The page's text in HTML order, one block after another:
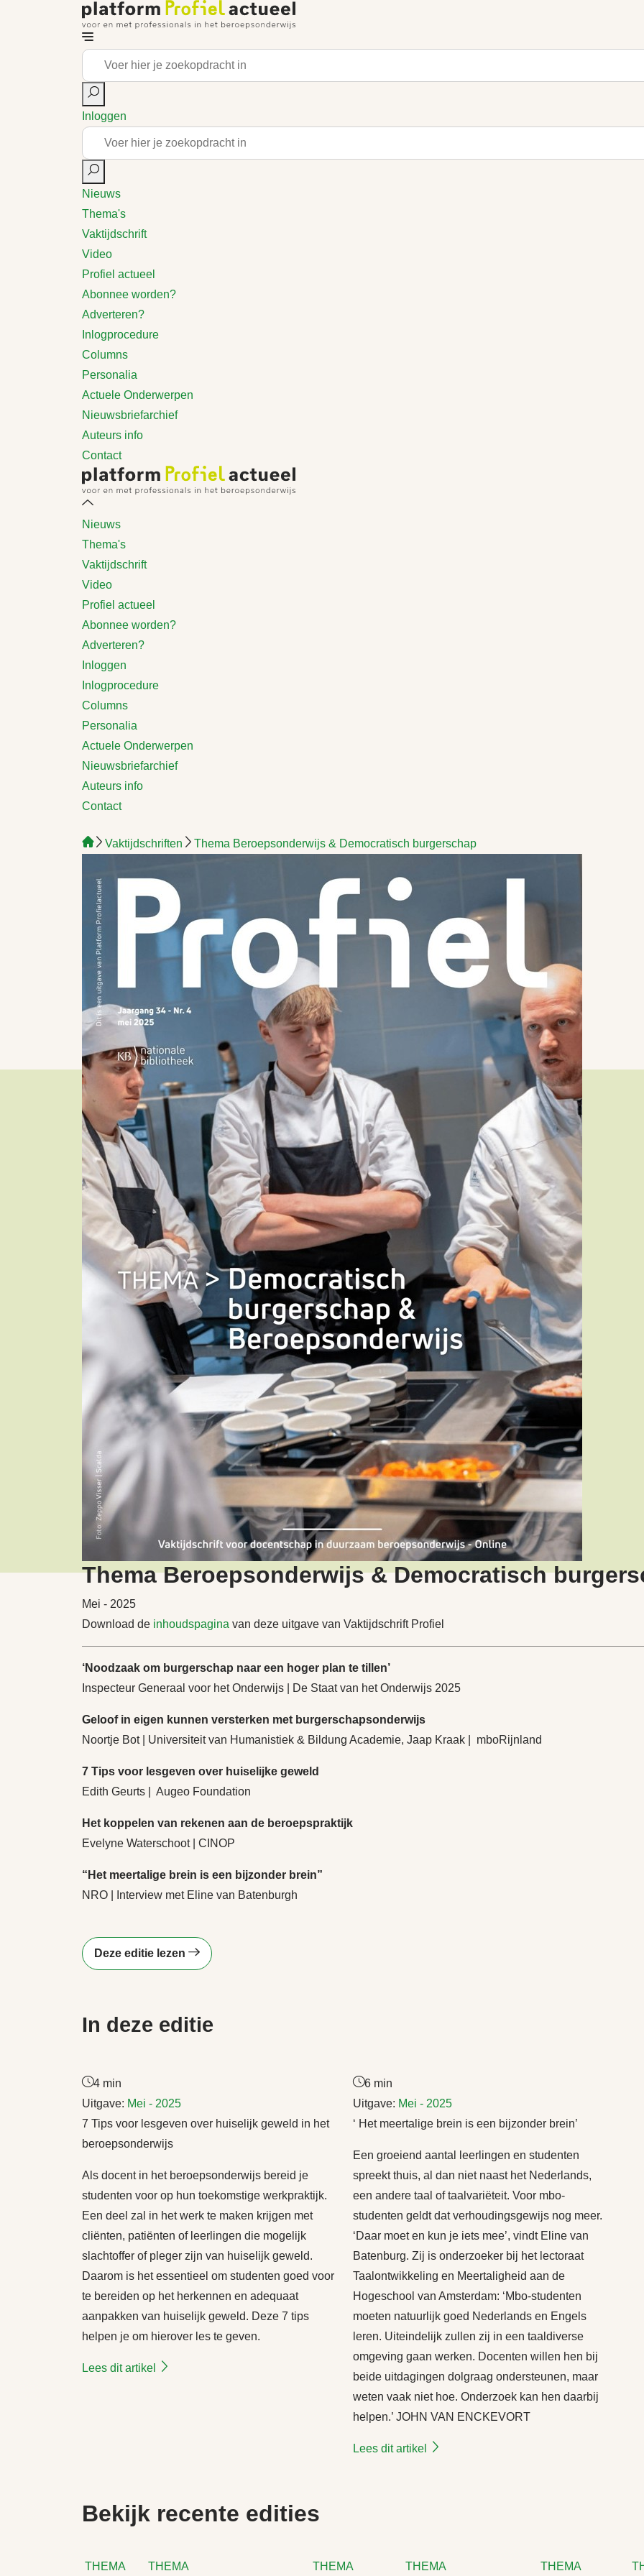
Inloggen
Nieuws
Thema's
Vaktijdschrift
Video
Profiel actueel
Abonnee worden?
Adverteren?
Inlogprocedure
Columns
Personalia
Actuele Onderwerpen
Nieuwsbriefarchief
Auteurs info
Contact
Nieuws
Thema's
Vaktijdschrift
Video
Profiel actueel
Abonnee worden?
Adverteren?
Inloggen
Inlogprocedure
Columns
Personalia
Actuele Onderwerpen
Nieuwsbriefarchief
Auteurs info
Contact
Vaktijdschriften Thema Beroepsonderwijs & Democratisch burgerschap
Thema Beroepsonderwijs & Democratisch
Mei - 2025
Download de inhoudspagina van deze uitgave van Vaktijdschrift Profiel
‘Noodzaak om burgerschap naar een hoger plan te tillen’
Inspecteur Generaal voor het Onderwijs | De Staat van het Onderwijs 2025
Geloof in eigen kunnen versterken met burgerschapsonderwijs
Noortje Bot | Universiteit van Humanistiek & Bildung Academie, Jaap Kraak | mboRijnland
7 Tips voor lesgeven over huiselijke geweld
Edith Geurts | Augeo Foundation
Het koppelen van rekenen aan de beroepspraktijk
Evelyne Waterschoot | CINOP
“Het meertalige brein is een bijzonder brein”
NRO | Interview met Eline van Batenburgh
Deze editie lezen
In deze editie
4 min
Uitgave: Mei - 2025
7 Tips voor lesgeven over huiselijk geweld in het
beroepsonderwijs
Als docent in het beroepsonderwijs bereid je
studenten voor op hun toekomstige werkpraktijk.
Een deel zal in het werk te maken krijgen met
cliënten, patiënten of leerlingen die mogelijk
slachtoffer of pleger zijn van huiselijk geweld.
Daarom is het essentieel om studenten goed voor
te bereiden op het herkennen en adequaat
aanpakken van huiselijk geweld. Deze 7 tips
helpen je om hierover les te geven.
Lees dit artikel
6 min
Uitgave: Mei - 2025
‘ Het meertalige brein is een bijzonder brein’
Een groeiend aantal leerlingen en studenten
spreekt thuis, al dan niet naast het Nederlands,
een andere taal of taalvariëteit. Voor mbo-
studenten geldt dat verhoudingsgewijs nog meer.
‘Daar moet en kun je iets mee’, vindt Eline van
Batenburg. Zij is onderzoeker bij het lectoraat
Taalontwikkeling en Meertaligheid aan de
Hogeschool van Amsterdam: ‘Mbo-studenten
moeten natuurlijk goed Nederlands en Engels
leren. Uiteindelijk zullen zij in een taaldiverse
omgeving gaan werken. Docenten willen hen bij
beide uitdagingen dolgraag ondersteunen, maar
weten vaak niet hoe. Onderzoek kan hen daarbij
helpen.’ JOHN VAN ENCKEVORT
Lees dit artikel
Bekijk recente edities
THEMA THEMA THEMA THEMA THEMA